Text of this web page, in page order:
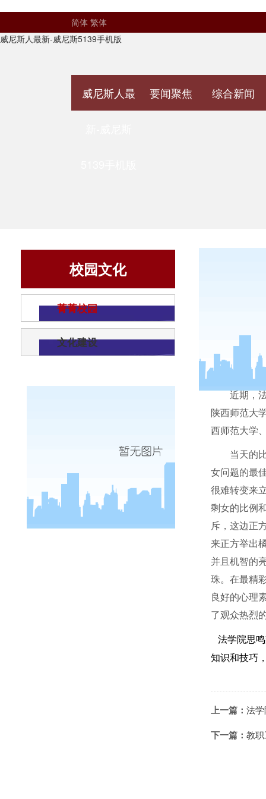
简体 繁体
威尼斯人最新-威尼斯5139手机版
威尼斯人最 要闻聚焦 综合新闻
校园文化
菁菁校园
文化建设
近期，
陕西师范大
西师范大学
当天的
女问题的最
很难转变来
剩女的比例
斥，这边正
来正方举出
并且机智的
珠。在最精
良好的心理
了观众热烈
法学院思
知识和技巧
上一篇： 法
下一篇： 教